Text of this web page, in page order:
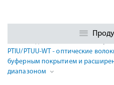
Многомодовые оптические
PTIU/PTUU-WT - оптические
буферным покрытием и
диапазоном